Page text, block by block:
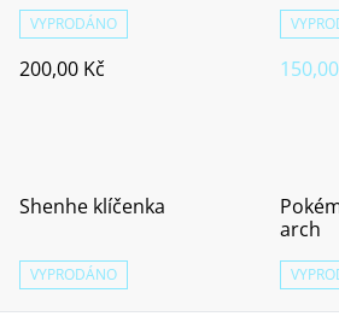
VYPRODÁNO
200,00 Kč
Shenhe klíčenka
VYPRODÁNO
220,00 Kč
arch